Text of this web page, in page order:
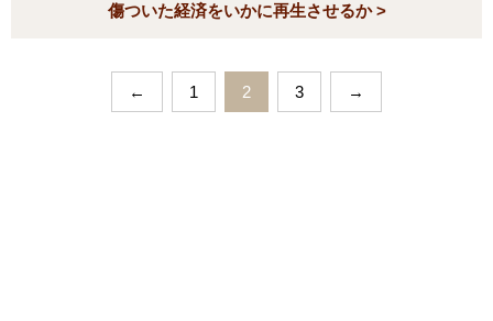
傷ついた経済をいかに再生させるか >
← 1 2 3 →